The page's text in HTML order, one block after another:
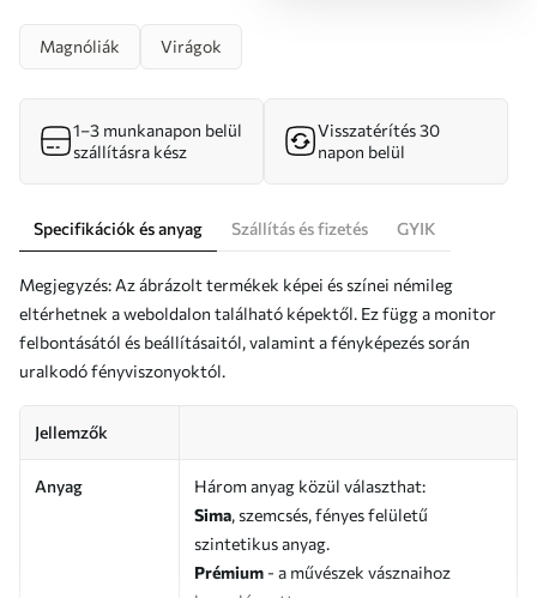
Magnóliák Virágok
1–3 munkanapon belül
szállításra kész
Visszatérítés 30
napon belül
Specifikációk és anyag Szállítás és fizetés GYIK
Megjegyzés: Az ábrázolt termékek képei és színei némileg
eltérhetnek a weboldalon található képektől. Ez függ a monitor
felbontásától és beállításaitól, valamint a fényképezés során
uralkodó fényviszonyoktól.
Jellemzők
Anyag
Három anyag közül választhat:
Sima, szemcsés, fényes felületű
szintetikus anyag.
Prémium - a művészek vásznaihoz